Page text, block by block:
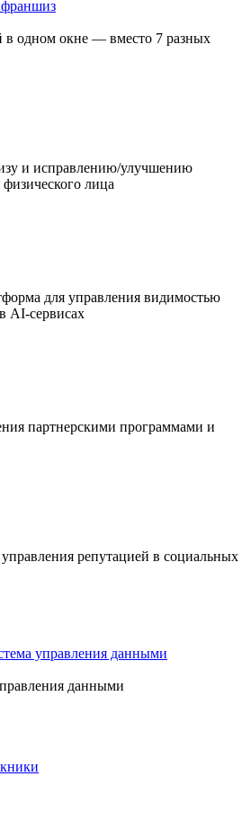
в одном окне — вместо 7 разных
и исправлению/улучшению
лица
для управления видимостью
AI-сервисах
партнерскими программами и
репутацией в социальных
управления данными
данными